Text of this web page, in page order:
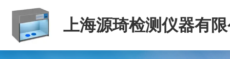
上海源琦检测仪器有